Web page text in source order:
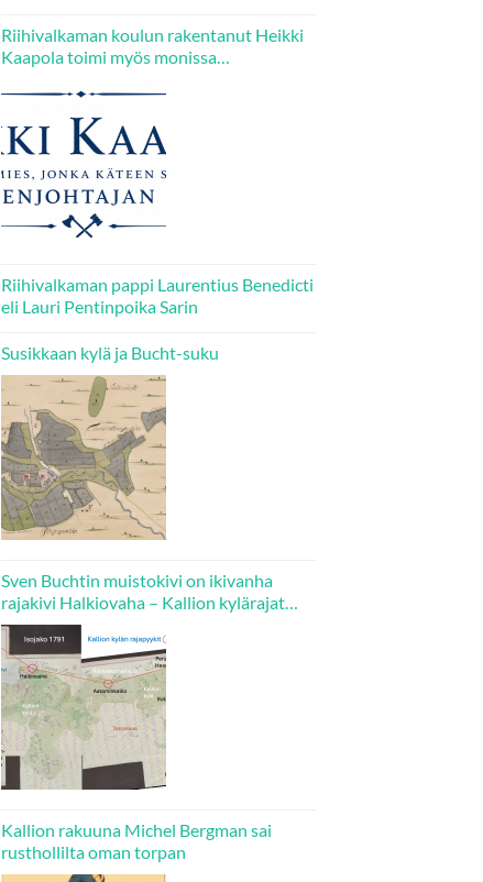
puolestaan Kallion Jaakkolan veljesten
puolisoiksi.
Riihivalkaman koulun rakentanut Heikki
Kaapola toimi myös monissa
Riihivalkaman pappi Laurentius Benedicti
eli Lauri Pentinpoika Sarin
Susikkaan kylä ja Bucht-suku
Sven Buchtin muistokivi on ikivanha
rajakivi Halkiovaha – Kallion kylärajat
tarkistettiin isojaossa 1780-luvulla
Kallion rakuuna Michel Bergman sai
rusthollilta oman torpan